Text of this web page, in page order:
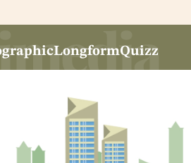
LongformQuizz